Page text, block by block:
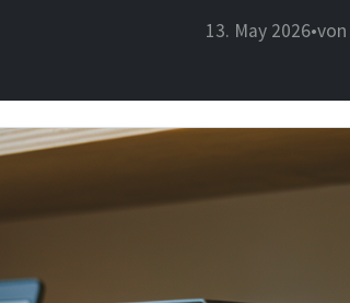
13. May 2026•von